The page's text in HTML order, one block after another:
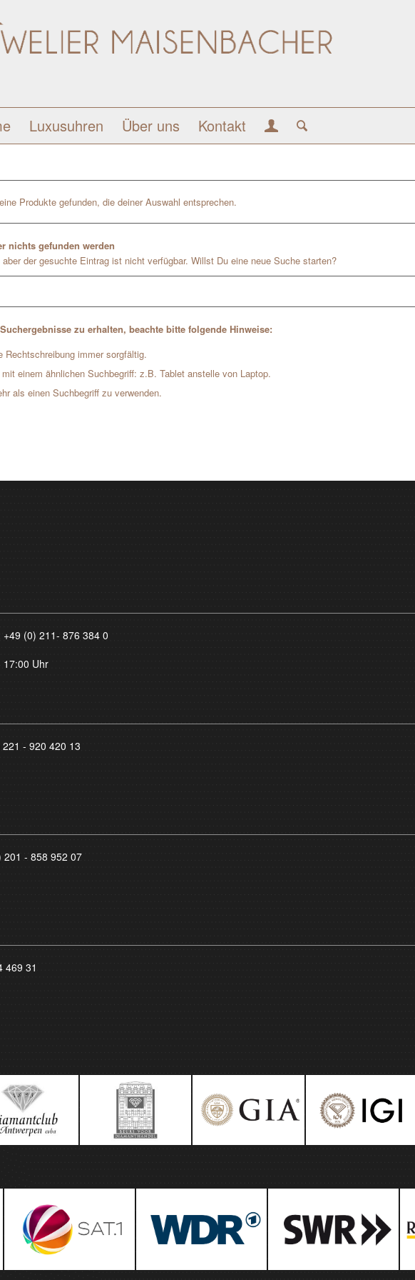
Luxusuhren Über uns Kontakt
Produkte gefunden, die deiner Auswahl entsprechen.
nichts gefunden werden
der gesuchte Eintrag ist nicht verfügbar. Willst Du eine neue Suche starten?
zu erhalten, beachte bitte folgende Hinweise:
Rechtschreibung immer sorgfältig.
einem ähnlichen Suchbegriff: z.B. Tablet anstelle von Laptop.
als einen Suchbegriff zu verwenden.
+49 (0) 211- 876 384 0
17:00 Uhr
221 - 920 420 13
201 - 858 952 07
469 31